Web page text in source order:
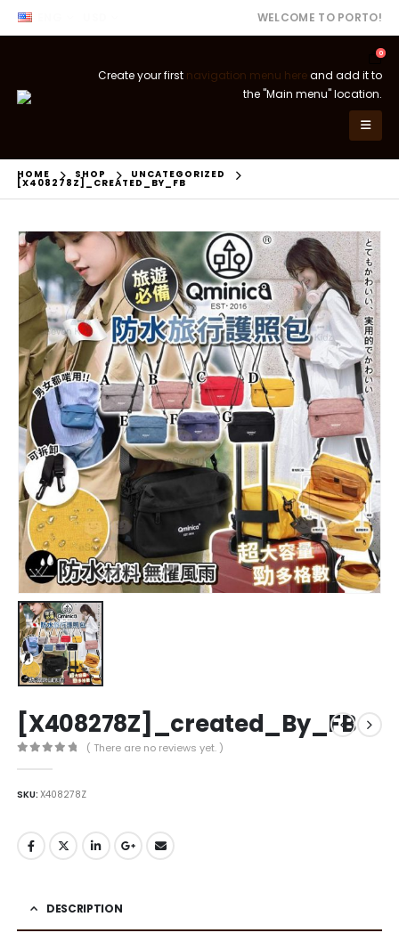
WELCOME TO PORTO!
0
Create your first navigation menu hereand add it to
the "Main menu" location.
HOME SHOP UNCATEGORIZED
[X408278Z]_CREATED_BY_FB
[X408278Z]_created_By_FB
( There are no reviews yet. )
SKU:X408278Z
DESCRIPTION